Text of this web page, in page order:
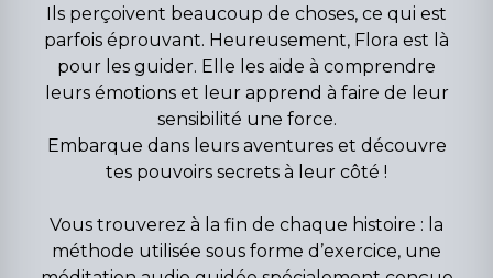
Ils perçoivent beaucoup de choses, ce qui est
parfois éprouvant. Heureusement, Flora est là
pour les guider. Elle les aide à comprendre
leurs émotions et leur apprend à faire de leur
sensibilité une force.
Embarque dans leurs aventures et découvre
tes pouvoirs secrets à leur côté !
Vous trouverez à la fin de chaque histoire : la
méthode utilisée sous forme d’exercice, une